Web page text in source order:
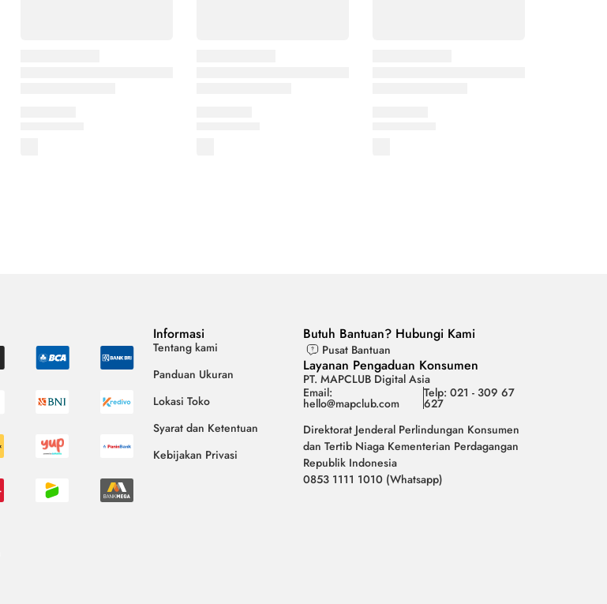
Informasi
Tentang kami
Panduan Ukuran
Lokasi Toko
Syarat dan Ketentuan
Kebijakan Privasi
Butuh Bantuan? Hubungi Kami
Pusat Bantuan
Layanan Pengaduan Konsumen
PT. MAPCLUB Digital Asia
Email:
hello@mapclub.com
Telp: 021 - 309 67
627
Direktorat Jenderal Perlindungan Konsumen
dan Tertib Niaga Kementerian Perdagangan
Republik Indonesia
0853 1111 1010 (Whatsapp)